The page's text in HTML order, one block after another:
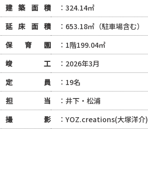
建築面積
：324.14㎡
延床面積
：653.18㎡（駐車場含む）
保育園
：1階199.04㎡
竣工
：2026年3月
定員
：19名
担当
：井下・松浦
撮影
：YOZ.creations(大塚洋介)